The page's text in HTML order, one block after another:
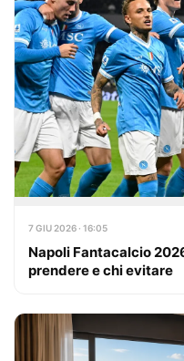
7 GIU 2026 · 16:05
Napoli Fantacalcio
prendere e chi evitare